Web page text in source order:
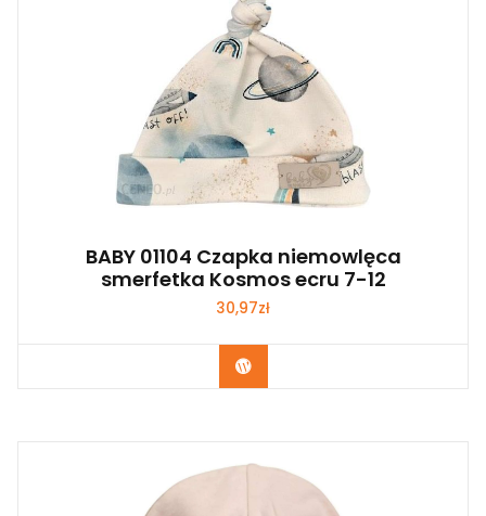
BABY 01104 Czapka niemowlęca
smerfetka Kosmos ecru 7-12
30,97zł
Kup Teraz